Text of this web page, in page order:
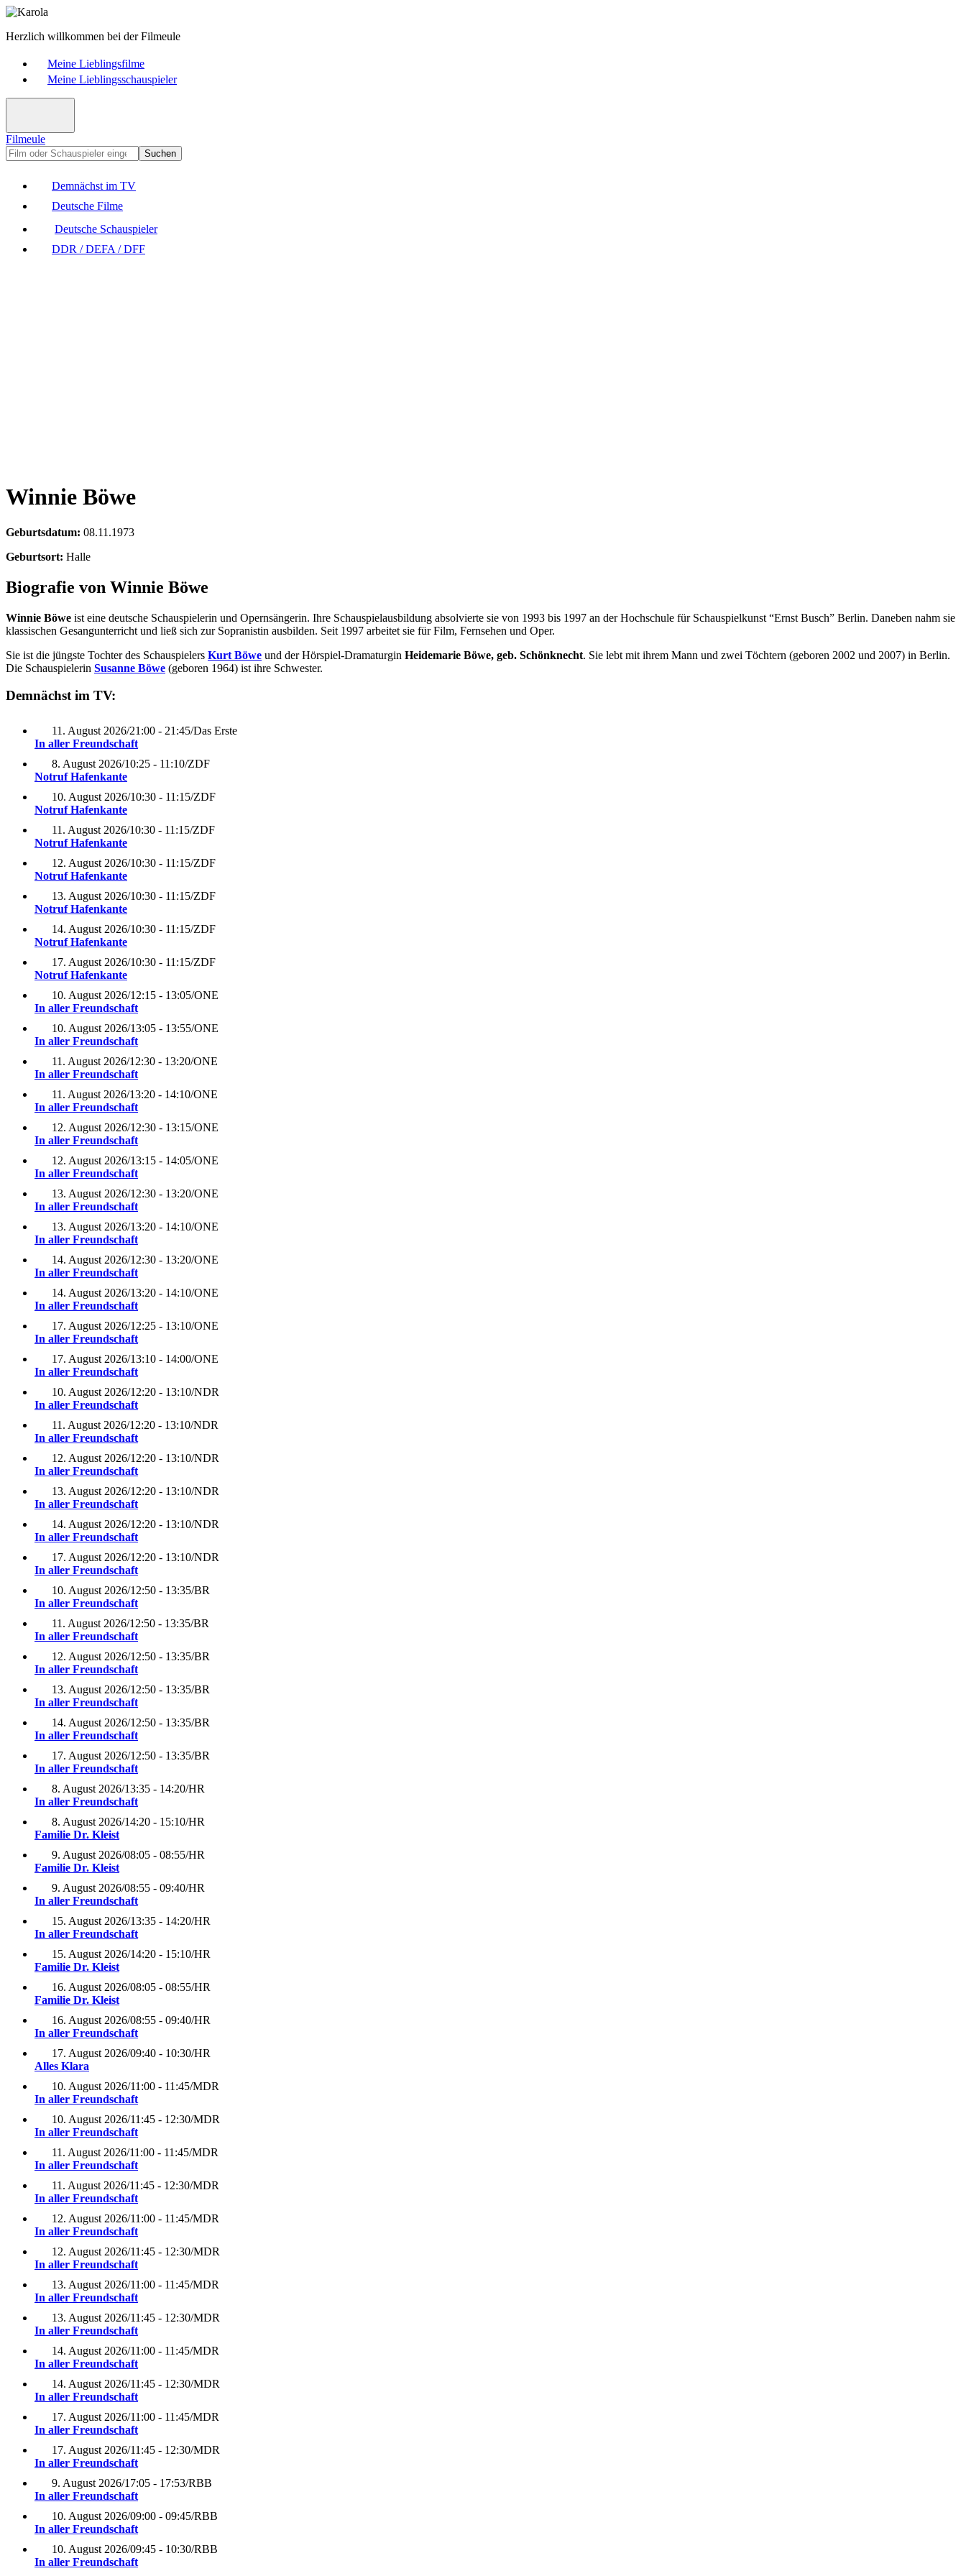
Herzlich willkommen bei der Filmeule
Meine Lieblingsfilme
Meine Lieblingsschauspieler
Filmeule
Suchen
Demnächst im TV
Deutsche Filme
Deutsche Schauspieler
DDR / DEFA / DFF
Winnie Böwe
Geburtsdatum: 08.11.1973
Geburtsort: Halle
Biografie von Winnie Böwe
Winnie Böwe ist eine deutsche Schauspielerin und Opernsängerin. Ihre Schauspielausbildung absolvierte sie von 1993 bis 1997 an der Hochschule für Schauspielkunst “Ernst Busch” Berlin. Daneben nahm sie
klassischen Gesangunterricht und ließ sich zur Sopranistin ausbilden. Seit 1997 arbeitet sie für Film, Fernsehen und Oper.
Sie ist die jüngste Tochter des Schauspielers Kurt Böwe und der Hörspiel-Dramaturgin Heidemarie Böwe, geb. Schönknecht. Sie lebt mit ihrem Mann und zwei Töchtern (geboren 2002 und 2007) in Berlin.
Die Schauspielerin Susanne Böwe (geboren 1964) ist ihre Schwester.
Demnächst im TV:
11. August 2026/21:00 - 21:45/Das Erste
In aller Freundschaft
8. August 2026/10:25 - 11:10/ZDF
Notruf Hafenkante
10. August 2026/10:30 - 11:15/ZDF
Notruf Hafenkante
11. August 2026/10:30 - 11:15/ZDF
Notruf Hafenkante
12. August 2026/10:30 - 11:15/ZDF
Notruf Hafenkante
13. August 2026/10:30 - 11:15/ZDF
Notruf Hafenkante
14. August 2026/10:30 - 11:15/ZDF
Notruf Hafenkante
17. August 2026/10:30 - 11:15/ZDF
Notruf Hafenkante
10. August 2026/12:15 - 13:05/ONE
In aller Freundschaft
10. August 2026/13:05 - 13:55/ONE
In aller Freundschaft
11. August 2026/12:30 - 13:20/ONE
In aller Freundschaft
11. August 2026/13:20 - 14:10/ONE
In aller Freundschaft
12. August 2026/12:30 - 13:15/ONE
In aller Freundschaft
12. August 2026/13:15 - 14:05/ONE
In aller Freundschaft
13. August 2026/12:30 - 13:20/ONE
In aller Freundschaft
13. August 2026/13:20 - 14:10/ONE
In aller Freundschaft
14. August 2026/12:30 - 13:20/ONE
In aller Freundschaft
14. August 2026/13:20 - 14:10/ONE
In aller Freundschaft
17. August 2026/12:25 - 13:10/ONE
In aller Freundschaft
17. August 2026/13:10 - 14:00/ONE
In aller Freundschaft
10. August 2026/12:20 - 13:10/NDR
In aller Freundschaft
11. August 2026/12:20 - 13:10/NDR
In aller Freundschaft
12. August 2026/12:20 - 13:10/NDR
In aller Freundschaft
13. August 2026/12:20 - 13:10/NDR
In aller Freundschaft
14. August 2026/12:20 - 13:10/NDR
In aller Freundschaft
17. August 2026/12:20 - 13:10/NDR
In aller Freundschaft
10. August 2026/12:50 - 13:35/BR
In aller Freundschaft
11. August 2026/12:50 - 13:35/BR
In aller Freundschaft
12. August 2026/12:50 - 13:35/BR
In aller Freundschaft
13. August 2026/12:50 - 13:35/BR
In aller Freundschaft
14. August 2026/12:50 - 13:35/BR
In aller Freundschaft
17. August 2026/12:50 - 13:35/BR
In aller Freundschaft
8. August 2026/13:35 - 14:20/HR
In aller Freundschaft
8. August 2026/14:20 - 15:10/HR
Familie Dr. Kleist
9. August 2026/08:05 - 08:55/HR
Familie Dr. Kleist
9. August 2026/08:55 - 09:40/HR
In aller Freundschaft
15. August 2026/13:35 - 14:20/HR
In aller Freundschaft
15. August 2026/14:20 - 15:10/HR
Familie Dr. Kleist
16. August 2026/08:05 - 08:55/HR
Familie Dr. Kleist
16. August 2026/08:55 - 09:40/HR
In aller Freundschaft
17. August 2026/09:40 - 10:30/HR
Alles Klara
10. August 2026/11:00 - 11:45/MDR
In aller Freundschaft
10. August 2026/11:45 - 12:30/MDR
In aller Freundschaft
11. August 2026/11:00 - 11:45/MDR
In aller Freundschaft
11. August 2026/11:45 - 12:30/MDR
In aller Freundschaft
12. August 2026/11:00 - 11:45/MDR
In aller Freundschaft
12. August 2026/11:45 - 12:30/MDR
In aller Freundschaft
13. August 2026/11:00 - 11:45/MDR
In aller Freundschaft
13. August 2026/11:45 - 12:30/MDR
In aller Freundschaft
14. August 2026/11:00 - 11:45/MDR
In aller Freundschaft
14. August 2026/11:45 - 12:30/MDR
In aller Freundschaft
17. August 2026/11:00 - 11:45/MDR
In aller Freundschaft
17. August 2026/11:45 - 12:30/MDR
In aller Freundschaft
9. August 2026/17:05 - 17:53/RBB
In aller Freundschaft
10. August 2026/09:00 - 09:45/RBB
In aller Freundschaft
10. August 2026/09:45 - 10:30/RBB
In aller Freundschaft